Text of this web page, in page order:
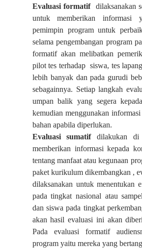
Evaluasi formatifdilaksanakan
untuk memberikan informasi
pemimpin program untuk
selama pengembangan program
formatif akan melibatkan
pilot tes terhadap siswa, tes
lebih banyak dan pada gurudi
sebagainnya. Setiap langkah
umpan balik yang segera
kemudian menggunakan
bahan apabila diperlukan.
Evaluasi sumatifdilakukan di
memberikan informasi kepada
tentang manfaat atau kegunaan
paket kurikulum dikembangkan ,
dilaksanakan untuk menentukan
pada tingkat nasional atau
dan siswa pada tingkat
akan hasil evaluasi ini akan
Pada evaluasi formatif
program yaitu mereka yang